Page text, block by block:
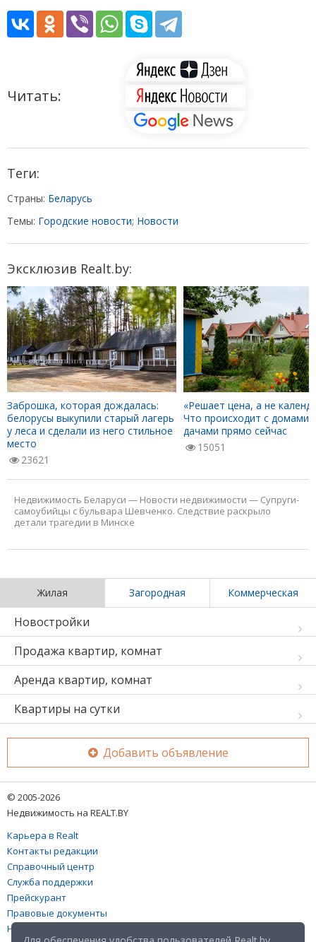
Читать:
Теги:
Страны: Беларусь
Темы: Городские новости; Новости
Эксклюзив Realt.by:
Заброшка, которая дождалась:
белорусы выкупили старый лагерь
у леса и сделали из него стильное
место
23621
«Решает цена, а не
Что происходит с домами
дачами прямо сейчас
15051
Недвижимость Беларуси — Новости недвижимости — Супруги-
самоубийцы с бульвара Шевченко. Следствие раскрыло
детали трагедии в Минске
Жилая Загородная Коммерческая
Новостройки
Продажа квартир, комнат
Аренда квартир, комнат
Квартиры на сутки
Добавить объявление
© 2005-2026
Недвижимость на REALT.BY
Карьера в Realt
Контакты редакции
Справочный центр
Служба поддержки
Прейскурант
Правовые документы
Настройка файлов cookies